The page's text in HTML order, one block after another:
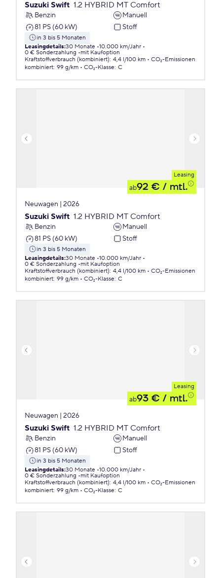
Suzuki Swift 1.2 HYBRID MT Comfort
Benzin
Manuell
81 PS (60 kW)
Stoff
in 3 bis 5 Monaten
Leasingdetails:30 Monate 10.000 km/Jahr
0 € Sonderzahlung
mit Kaufoption
Kraftstoffverbrauch (kombiniert): 4,4 l/100 km
CO₂-Emissionen
kombiniert: 99 g/km CO₂-Klasse: C
Leasing
ab92 € / mtl.
Neuwagen | 2026
Suzuki Swift 1.2 HYBRID MT Comfort
Benzin
Manuell
81 PS (60 kW)
Stoff
in 3 bis 5 Monaten
Leasingdetails:30 Monate 10.000 km/Jahr
0 € Sonderzahlung
mit Kaufoption
Kraftstoffverbrauch (kombiniert): 4,4 l/100 km
CO₂-Emissionen
kombiniert: 99 g/km CO₂-Klasse: C
Leasing
ab93 € / mtl.
Neuwagen | 2026
Suzuki Swift 1.2 HYBRID MT Comfort
Benzin
Manuell
81 PS (60 kW)
Stoff
in 3 bis 5 Monaten
Leasingdetails:30 Monate 10.000 km/Jahr
0 € Sonderzahlung
mit Kaufoption
Kraftstoffverbrauch (kombiniert): 4,4 l/100 km
CO₂-Emissionen
kombiniert: 99 g/km CO₂-Klasse: C